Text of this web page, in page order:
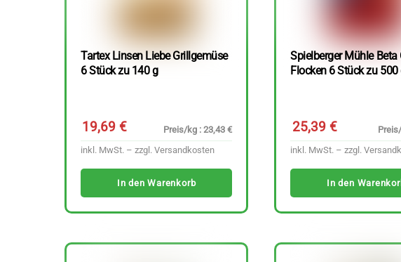
Tartex Linsen Liebe Grillgemüse
6 Stück zu 140 g
19,69€
Preis/kg : 23,43 €
inkl. MwSt. – zzgl. Versandkosten
In den Warenkorb
Spielberger Mühle Beta
Flocken 6 Stück zu 500
25,39 €
inkl. MwSt. – zzgl.
In den